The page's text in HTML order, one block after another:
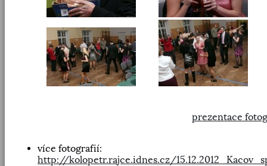
prezentace
více fotografií:
http://kolopetr.rajce.idnes.cz/